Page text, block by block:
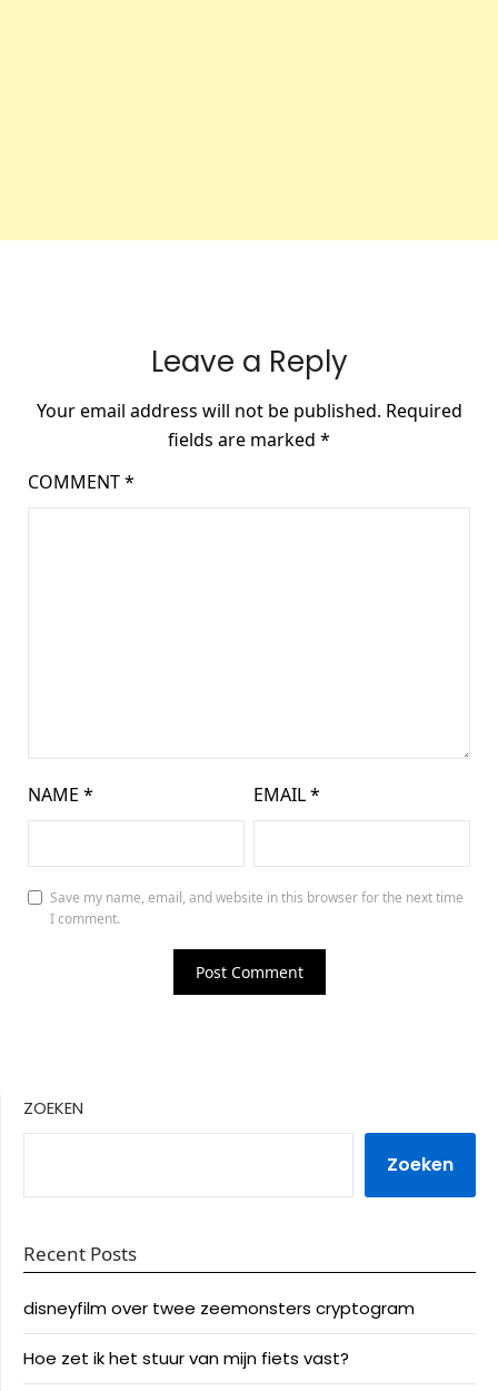
Leave a Reply
Your email address will not be published. Required
fields are marked *
COMMENT*
NAME * EMAIL*
Save my name, email, and website in this browser for the next time
I comment.
ZOEKEN
Zoeken
Recent Posts
disneyfilm over twee zeemonsters cryptogram
Hoe zet ik het stuur van mijn fiets vast?